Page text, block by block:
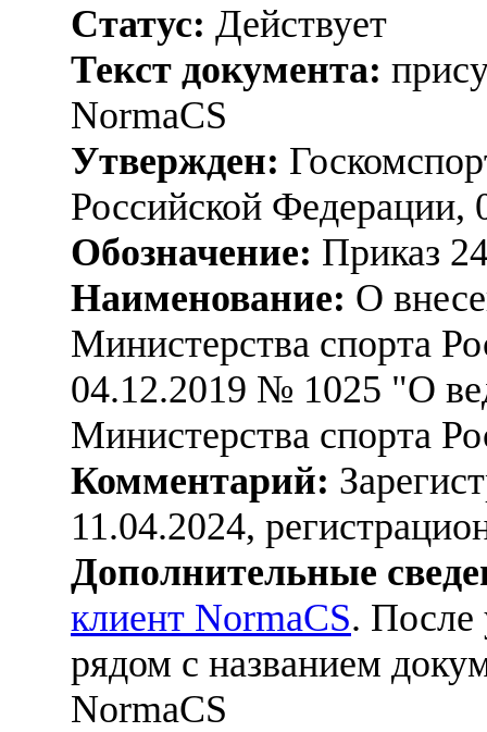
Статус: Действует
Текст документа:
NormaCS
Утвержден:
Российской Федерации,
Обозначение: Приказ
Наименование: О
Министерства спорта
04.12.2019 № 1025 "О
Министерства спорта
Комментарий:
11.04.2024,
Дополнительные
клиент NormaCS. После
рядом с названием
NormaCS